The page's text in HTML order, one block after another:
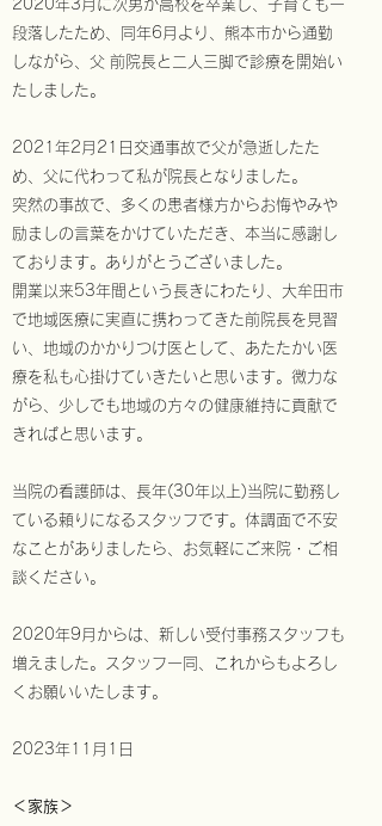
2020年3月に次男が高校を卒業し、子育ても一
段落したため、同年6月より、熊本市から通勤
しながら、父 前院長と二人三脚で診療を開始い
たしました。
2021年2月21日交通事故で父が急逝したた
め、父に代わって私が院長となりました。
突然の事故で、多くの患者様方からお悔やみや
励ましの言葉をかけていただき、本当に感謝し
ております。ありがとうございました。
開業以来53年間という長きにわたり、大牟田市
で地域医療に実直に携わってきた前院長を見習
い、地域のかかりつけ医として、あたたかい医
療を私も心掛けていきたいと思います。微力な
がら、少しでも地域の方々の健康維持に貢献で
きればと思います。
当院の看護師は、長年(30年以上)当院に勤務し
ている頼りになるスタッフです。体調面で不安
なことがありましたら、お気軽にご来院・ご相
談ください。
2020年9月からは、新しい受付事務スタッフも
増えました。スタッフ一同、これからもよろし
くお願いいたします。
2023年11月1日
＜家族＞